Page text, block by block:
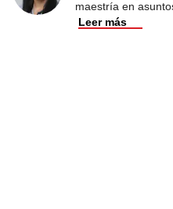
maestría en
Leer más